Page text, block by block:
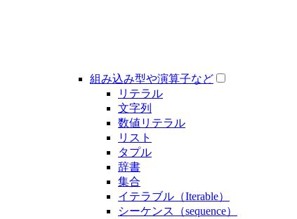
組み込み型や演算子など
リテラル
文字列
数値リテラル
リスト
タプル
辞書
集合
イテラブル（Iterable）
シーケンス（sequence）